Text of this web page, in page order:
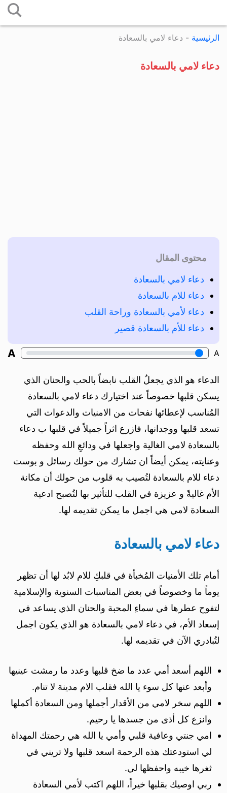
إلى
الرئيسية - دعاء لامي بالسعادة
دعاء لامي بالسعادة
محتوى المقال
دعاء لامي بالسعادة
دعاء للام بالسعادة
دعاء لأمي بالسعادة وراحة القلب
دعاء للأم بالسعادة قصير
A
A
الدعاء هو الذي يجعلُ القلب نابضاً بالحب والحنان الذي
يسكن قلبها خصوصاً عند اختيارك دعاء لامي بالسعادة
المُناسب لإعطائها نفحات من الامنيات والدعوات التي
تسعد قلبها ووجدانها، فازرع اثراً جميلاً في قلبها ب دعاء
بالسعادة لامي الغالية واجعلها في ودائعِ الله وحفظه
وعنايته، يمكن أيضاً ان تشارك من حولك رسائل و بوست
دعاء للام بالسعادة لتُصيب به قلوب من حولك أن مكانة
الأم غاليةً و عزيزة في القلب للتأثير بها لتُصبح ادعية
السعادة لامي هي اجمل ما يمكن تقديمه لها.
دعاء لامي بالسعادة
أمام تلك الأمنيات المُخبأة في قلبكِ للام لابُد لها أن تظهر
يوماً ما وخصوصاً في بعض المناسبات السنوية والإسلامية
لتفوح عطرها في سماءِ المحبة والحنان الذي يساعد في
إسعاد الأم، في دعاء لامي بالسعادة هو الذي يكون اجمل
لتُبادري الآن في تقديمه لها.
اللهم أسعد أمي عدد ما ضخ قلبها وعدد ما رمشت عينيها
وأبعد عنها كل سوء يا الله فقلب الام مدينة لا تنام.
اللهم سخر لامي من الأقدار أجملها ومن السعادة أكملها
وانزع كل أذى من جسدها يا رحيم.
امي جنتي وعافية قلبي وأمي يا الله هي رحمتك المهداة
لي استودعتك هذه الرحمة اسعد قلبها ولا تريني في
ثغرها خيبه واحفظها لي.
ربي اوصيك بقلبها خيراً، اللهم اكتب لأمي السعادة